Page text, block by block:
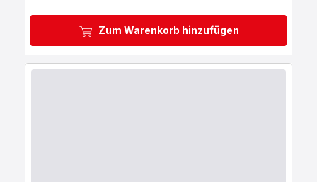
Zum Warenkorb hinzufügen